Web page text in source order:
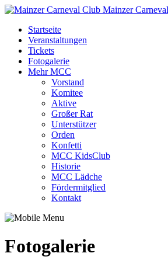
Mainzer
Startseite
Veranstaltungen
Tickets
Fotogalerie
Mehr MCC
Vorstand
Komitee
Aktive
Großer Rat
Unterstützer
Orden
Konfetti
MCC KidsClub
Historie
MCC Lädche
Fördermitglied
Kontakt
Fotogalerie